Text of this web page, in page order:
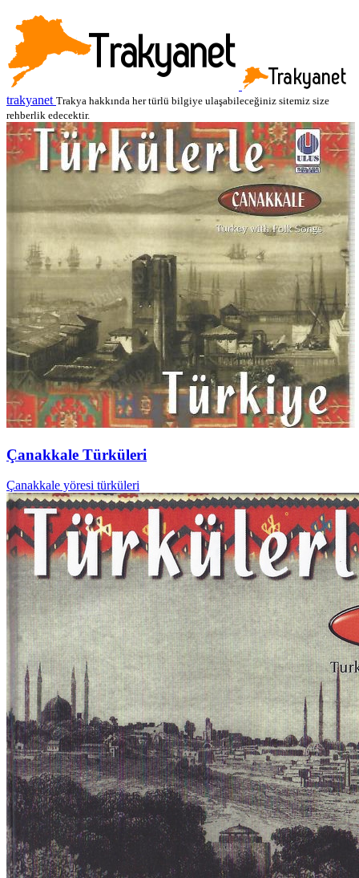
trakyanet Trakya hakkında her türlü bilgiye ulaşabileceğiniz sitemiz size
rehberlik edecektir.
Çanakkale Türküleri
Çanakkale yöresi türküleri